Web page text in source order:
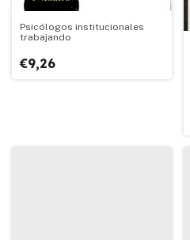
Psicólogos institucionales
trabajando
€9,26